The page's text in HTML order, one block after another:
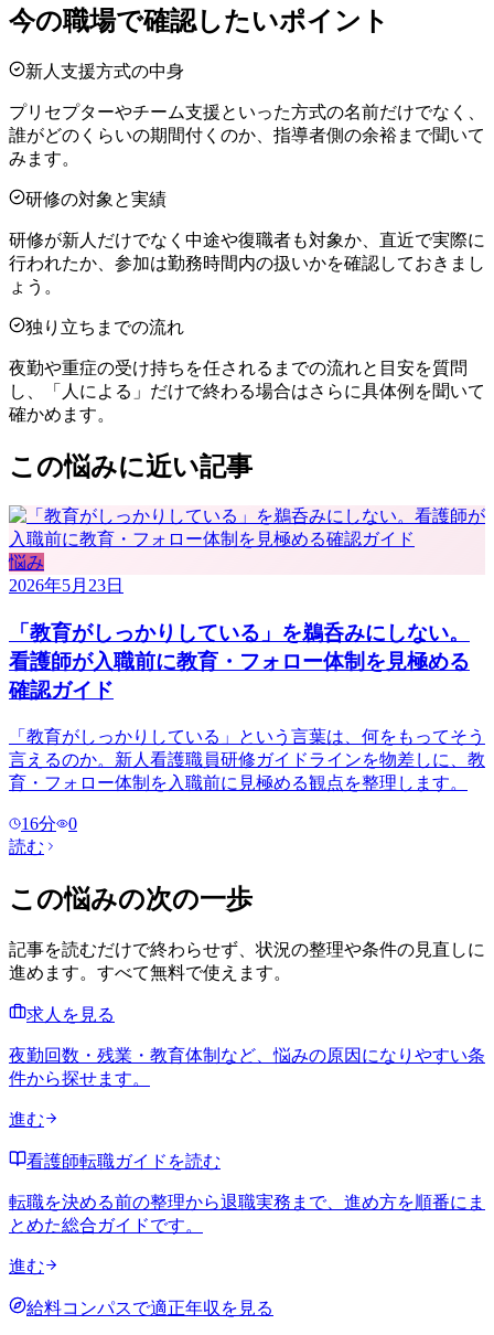
今の職場で確認したいポイント
新人支援方式の中身
プリセプターやチーム支援といった方式の名前だけでなく、
誰がどのくらいの期間付くのか、指導者側の余裕まで聞いて
みます。
研修の対象と実績
研修が新人だけでなく中途や復職者も対象か、直近で実際に
行われたか、参加は勤務時間内の扱いかを確認しておきまし
ょう。
独り立ちまでの流れ
夜勤や重症の受け持ちを任されるまでの流れと目安を質問
し、「人による」だけで終わる場合はさらに具体例を聞いて
確かめます。
この悩みに近い記事
悩み
2026年5月23日
「教育がしっかりしている」を鵜呑みにしない。
看護師が入職前に教育・フォロー体制を見極める
確認ガイド
「教育がしっかりしている」という言葉は、何をもってそう
言えるのか。新人看護職員研修ガイドラインを物差しに、教
育・フォロー体制を入職前に見極める観点を整理します。
16分
0
読む
この悩みの次の一歩
記事を読むだけで終わらせず、状況の整理や条件の見直しに
進めます。すべて無料で使えます。
求人を見る
夜勤回数・残業・教育体制など、悩みの原因になりやすい条
件から探せます。
進む
看護師転職ガイドを読む
転職を決める前の整理から退職実務まで、進め方を順番にま
とめた総合ガイドです。
進む
給料コンパスで適正年収を見る